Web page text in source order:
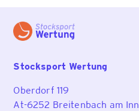
Stocksport Wertung
Oberdorf 119
At-6252 Breitenbach am Inn